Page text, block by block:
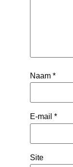
Naam *
E-mail *
Site